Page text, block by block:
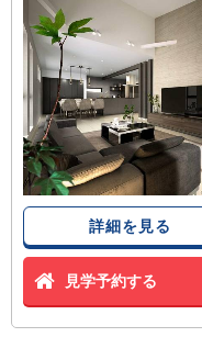
詳細を見る
見学予約する